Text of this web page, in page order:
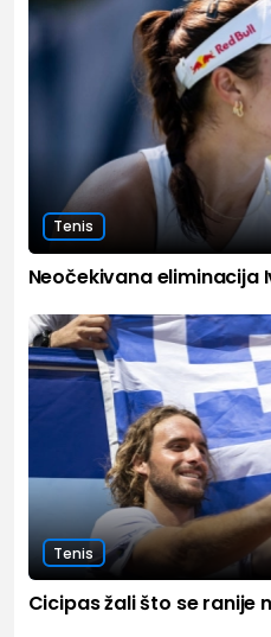
Tenis
Neočekivana eliminacija
Tenis
Cicipas žali što se ranije